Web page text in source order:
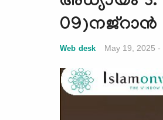
Web desk May 19, 2025 -